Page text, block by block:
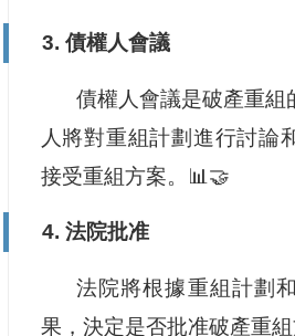
3. 債權人會議
債權人會議是破產重組
人將對重組計劃進行討論
接受重組方案。📊🤝
4. 法院批准
法院將根據重組計劃
果，決定是否批准破產重